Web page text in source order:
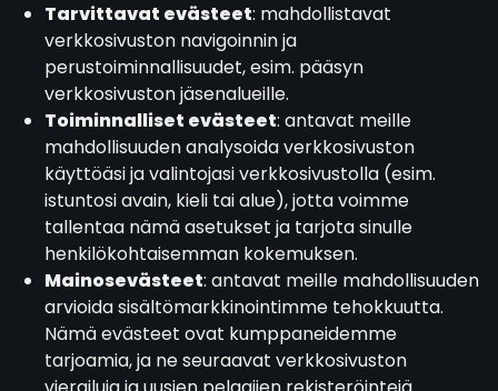
Tarvittavat evästeet: mahdollistavat
verkkosivuston navigoinnin ja
perustoiminnallisuudet, esim. pääsyn
verkkosivuston jäsenalueille.
Toiminnalliset evästeet: antavat meille
mahdollisuuden analysoida verkkosivuston
käyttöäsi ja valintojasi verkkosivustolla (esim.
istuntosi avain, kieli tai alue), jotta voimme
tallentaa nämä asetukset ja tarjota sinulle
henkilökohtaisemman kokemuksen.
Mainosevästeet: antavat meille mahdollisuuden
arvioida sisältömarkkinointimme tehokkuutta.
Nämä evästeet ovat kumppaneidemme
tarjoamia, ja ne seuraavat verkkosivuston